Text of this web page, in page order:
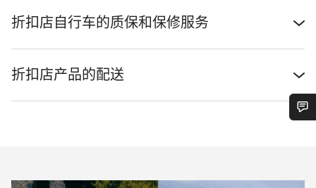
折扣店自行车的质保和保修服务
折扣店产品的配送